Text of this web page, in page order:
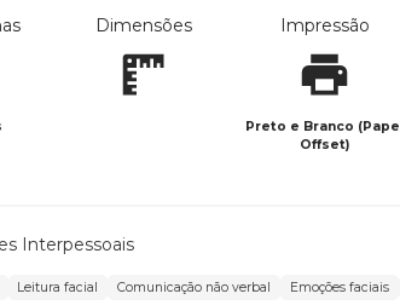
Dimensões Impressão
Preto e Branco (Papel
Offset)
Interpessoais
Leitura facial Comunicação não verbal Emoções faciais